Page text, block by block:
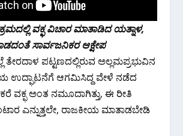
ವಕ್ಫ ವಿಚಾರ ಮಾತಾಡಿದ ಯತ್ನಾಳ,
ಸಾರ್ವಜನಿಕರ ಆಕ್ಷೇಪ
ಪಟ್ಟಣದಲ್ಲಿರುವ ಅಲ್ಲಮಪ್ರಭುವಿ‌ನ
ಉದ್ಘಾಟನೆಗೆ ಆಗಮಿಸಿದ್ದ ವೇಳೆ ನಡೆದ
ವಕ್ಫ ಅಂತ ನಮೂದಾಗಿತ್ತು, ಈ ರೀತಿ
ಎನ್ನುತ್ತಲೇ, ರಾಜಕೀಯ ಮಾತಾಡಬೇಡಿ